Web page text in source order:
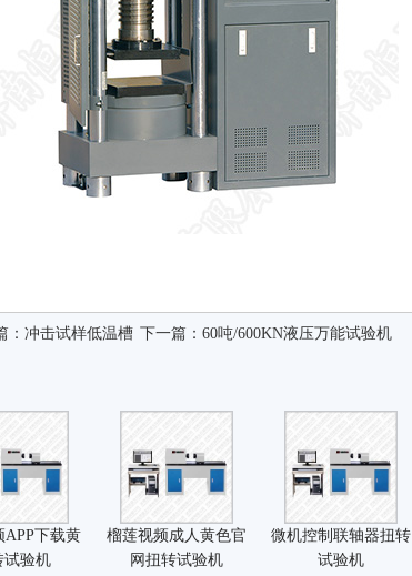
： 冲击试样低温槽 下一篇： 60吨/600KN液压万能试验机
APP下载黄
试验机
榴莲视频成人黄色官
网扭转试验机
微机控制联轴器扭转
试验机